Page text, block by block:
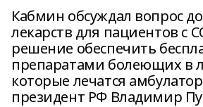
Кабмин обсуждал вопрос
лекарств для пациентов с
решение обеспечить
препаратами болеющих в
которые лечатся
президент РФ Владимир